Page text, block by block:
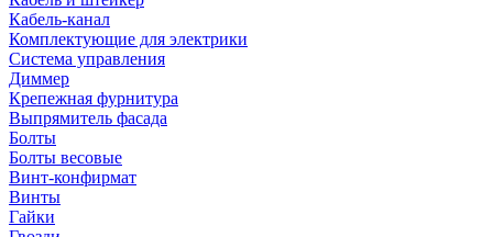
Кабель-канал
Комплектующие для электрики
Система управления
Диммер
Крепежная фурнитура
Выпрямитель фасада
Болты
Болты весовые
Винт-конфирмат
Винты
Гайки